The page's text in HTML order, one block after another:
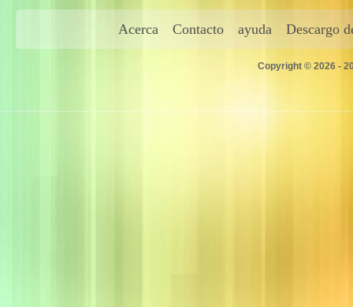
Acerca Contacto ayuda Descargo
Copyright © 2026 -